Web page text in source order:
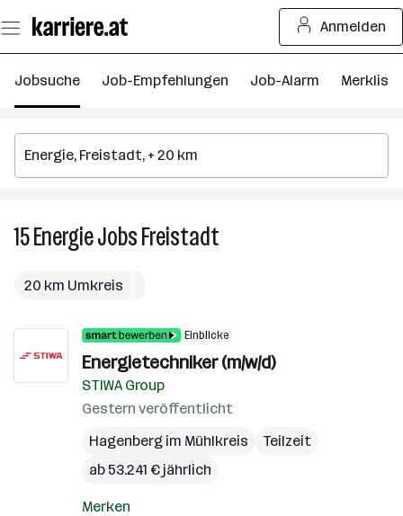
Seiteninhalt
springen
Anmelden
Jobsuche Job-Empfehlungen Job-Alarm Merkliste
15EnergieJobsFreistadt
20 km Umkreis
Einblicke
Energietechniker (m/w/d)
STIWA Group
Gestern veröffentlicht
Hagenberg im Mühlkreis
Teilzeit
ab 53.241 € jährlich
Merken